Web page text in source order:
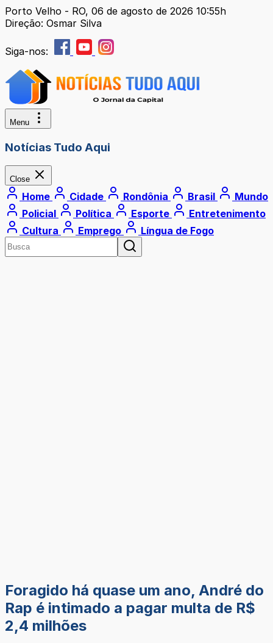
Porto Velho - RO, 06 de agosto de 2026 10:55h
Direção: Osmar Silva
Siga-nos:
Menu
Notícias Tudo Aqui
Close
Home Cidade Rondônia Brasil
Mundo
Policial
Política Esporte
Entretenimento
Cultura
Emprego Língua de Fogo
Foragido há quase um ano, André do
Rap é intimado a pagar multa de R$
2,4 milhões